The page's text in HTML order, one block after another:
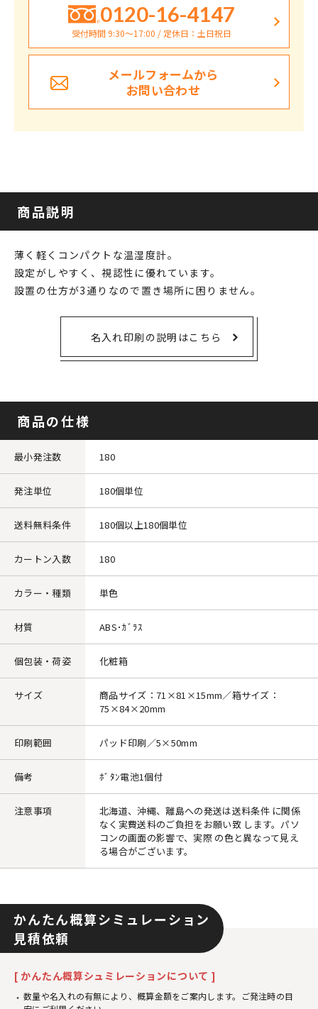
0120-16-4147
受付時間 9:30〜17:00 / 定休日：土日祝日
メールフォームから
お問い合わせ
商品説明
薄く軽くコンパクトな温湿度計。
設定がしやすく、視認性に優れています。
設置の仕方が3通りなので置き場所に困りません。
名入れ印刷の説明はこちら
商品の仕様
最小発注数 180
発注単位 180個単位
送料無料条件 180個以上180個単位
カートン入数 180
カラー・種類 単色
材質 ABS･ｶﾞﾗｽ
個包装・荷姿 化粧箱
サイズ
商品サイズ：71×81×15mm／箱サイズ：
75×84×20mm
印刷範囲 パッド印刷／5×50mm
備考 ﾎﾞﾀﾝ電池1個付
注意事項
北海道、沖縄、離島への発送は送料条件 に関係
なく実費送料のご負担をお願い致 します。パソ
コンの画面の影響で、実際 の色と異なって見え
る場合がございます。
かんたん概算シミュレーション
見積依頼
[ かんたん概算シュミレーションについて ]
数量や名入れの有無により、概算金額をご案内します。ご発注時の目